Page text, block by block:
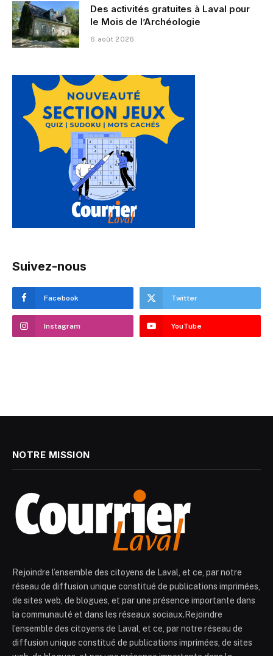
Des activités gratuites à Laval pour
le Mois de l’Archéologie
6 août 2026
Suivez-nous
Facebook Twitter
Instagram YouTube
NOTRE MISSION
Rejoindre l’ensemble des citoyens de Laval, et ce, par notre
réseau de diffusion unique constitué de publications imprimées,
de sites web, de blogues, et par une présence importante dans
la communauté et dans les réseaux sociaux.Rejoindre
l’ensemble des citoyens de Laval, et ce, par notre réseau de
diffusion unique constitué de publications imprimées, de sites